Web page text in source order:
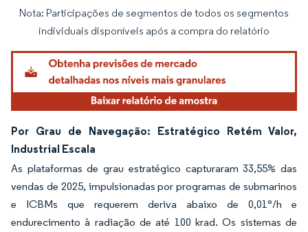
Imagem © Mordor Intelligence. O reuso requer atribuição conforme CC BY 4.0.
Nota: Participações de segmentos de todos os segmentos
individuais disponíveis após a compra do relatório
Por Grau de Navegação: Estratégico Retém Valor,
Industrial Escala
As plataformas de grau estratégico capturaram 33,55% das
vendas de 2025, impulsionadas por programas de submarinos
e ICBMs que requerem deriva abaixo de 0,01°/h e
endurecimento à radiação de até 100 krad. Os sistemas de